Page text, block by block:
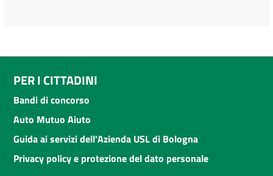
PER I CITTADINI
Bandi di concorso
Auto Mutuo Aiuto
Guida ai servizi dell'Azienda USL di Bologna
Privacy policy e protezione del dato personale